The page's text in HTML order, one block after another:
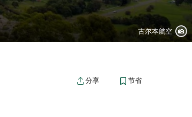
古尔本航空
分享 节省